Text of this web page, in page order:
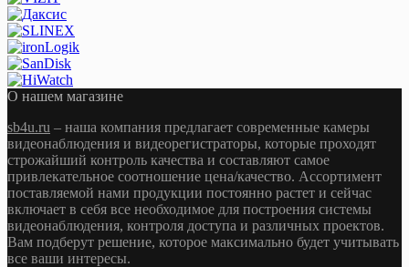
О нашем магазине
sb4u.ru – наша компания предлагает современные камеры
видеонаблюдения и видеорегистраторы, которые проходят
строжайший контроль качества и составляют самое
привлекательное соотношение цена/качество. Ассортимент
поставляемой нами продукции постоянно растет и сейчас
включает в себя все необходимое для построения системы
видеонаблюдения, контроля доступа и различных проектов.
Вам подберут решение, которое максимально будет учитывать
все ваши интересы.